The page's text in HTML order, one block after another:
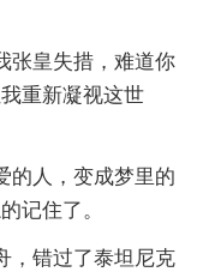
皇失措，难道你
重新凝视这世
人，变成梦里的
记住了。
错过了泰坦尼克